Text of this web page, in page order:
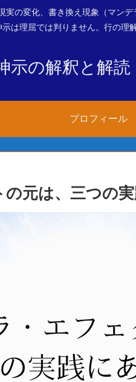
実の変化、書き換え現象（マン
示は理屈では判りません。行の理
示の解釈と解
プロフィール
元は、三つの